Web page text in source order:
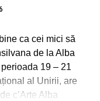
ca cei mici să
de la Alba
19 – 21
al Unirii, are
c’Arte Alba